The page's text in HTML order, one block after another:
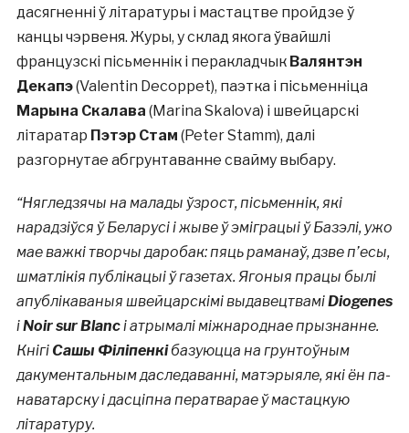
дасягненні ў літаратуры і мастацтве пройдзе ў
канцы чэрвеня. Журы, у склад якога ўвайшлі
французскі пісьменнік і перакладчык Валянтэн
Декапэ(Valentin Decoppet), паэтка і пісьменніца
Марына Скалава (Marina Skalova) і швейцарскі
літаратар Пэтэр Стам (Peter Stamm), далі
разгорнутае абгрунтаванне свайму выбару.
“Нягледзячы на малады ўзрост, пісьменнік, які
нарадзіўся ў Беларусі і жыве ў эміграцыі ў Базэлі, ужо
мае важкі творчы даробак: пяць раманаў, дзве п’есы,
шматлікія публікацыі ў газетах. Ягоныя працы былі
апублікаваныя швейцарскімі выдавецтваміDiogenes
іNoir sur Blancі атрымалі міжнароднае прызнанне.
Кнігі Сашы Філіпенкібазуюцца на грунтоўным
дакументальным даследаванні, матэрыяле, які ён па-
наватарску і дасціпна ператварае ў мастацкую
літаратуру.